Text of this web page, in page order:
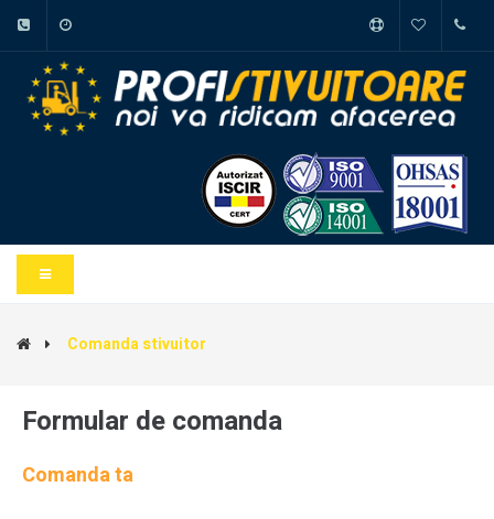
Comanda stivuitor
Formular de comanda
Comanda ta